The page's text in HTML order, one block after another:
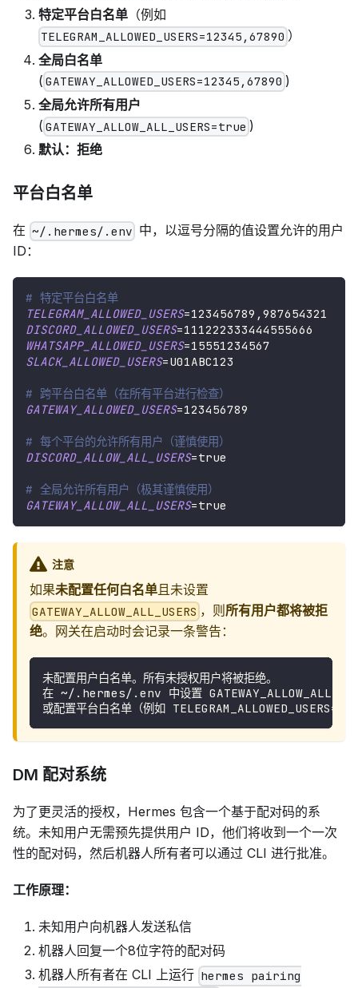
特定平台白名单 （例如
TELEGRAM_ALLOWED_USERS=12345,67890 ）
全局白名单
( GATEWAY_ALLOWED_USERS=12345,67890 )
全局允许所有用户
( GATEWAY_ALLOW_ALL_USERS=true )
默认：拒绝
平台白名单
在 ~/.hermes/.env 中，以逗号分隔的值设置允许的用户
ID：
# 特定平台白名单
TELEGRAM_ALLOWED_USERS=123456789,987654321
DISCORD_ALLOWED_USERS=111222333444555666
WHATSAPP_ALLOWED_USERS=15551234567
SLACK_ALLOWED_USERS=U01ABC123
# 跨平台白名单（在所有平台进行检查）
GATEWAY_ALLOWED_USERS=123456789
# 每个平台的允许所有用户（谨慎使用）
DISCORD_ALLOW_ALL_USERS=true
# 全局允许所有用户（极其谨慎使用）
GATEWAY_ALLOW_ALL_USERS=true
注意
如果未配置任何白名单且未设置
GATEWAY_ALLOW_ALL_USERS ，则所有用户都将被拒
绝。网关在启动时会记录一条警告：
未配置用户白名单。所有未授权用户将被拒绝。
在 ~/.hermes/.env 中设置
或配置平台白名单（例如 TELEGRAM_ALLOWED_USERS=你
DM 配对系统
为了更灵活的授权，Hermes 包含一个基于配对码的系
统。未知用户无需预先提供用户 ID，他们将收到一个一次
性的配对码，然后机器人所有者可以通过 CLI 进行批准。
工作原理：
未知用户向机器人发送私信
机器人回复一个8位字符的配对码
机器人所有者在 CLI 上运行 hermes pairing